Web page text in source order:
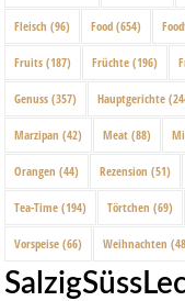
Fleisch (96) Food (654)
Fruits (187) Früchte (196)
Genuss (357) Hauptgerichte
Marzipan (42) Meat (88)
Orangen (44) Rezension (51)
Tea-Time (194) Törtchen (69)
Vorspeise (66) Weihnachten